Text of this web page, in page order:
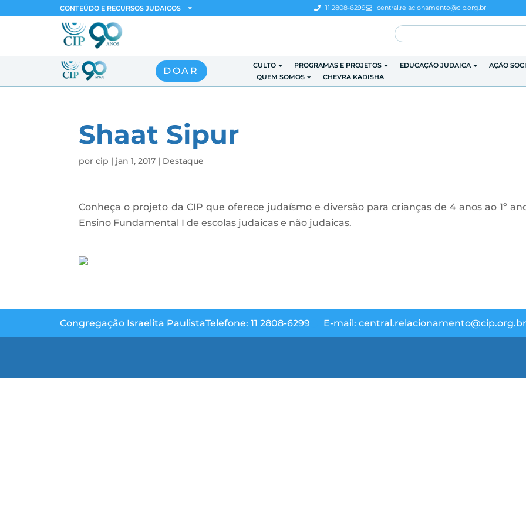
CONTEÚDO E RECURSOS JUDAICOS 11 2808-6299 central.relacionamento@cip.org.br
DOAR CULTO PROGRAMAS E PROJETOS EDUCAÇÃO JUDAICA
AÇÃO
QUEM SOMOS
CHEVRA KADISHA
Shaat Sipur
porcip | jan 1, 2017 | Destaque
Conheça o projeto da CIP que oferece judaísmo e diversão para crianças de 4 anos ao 1º
Ensino Fundamental I de escolas judaicas e não judaicas.
Congregação Israelita PaulistaTelefone: 11 2808-6299 E-mail: central.relacionamento@cip.org.br